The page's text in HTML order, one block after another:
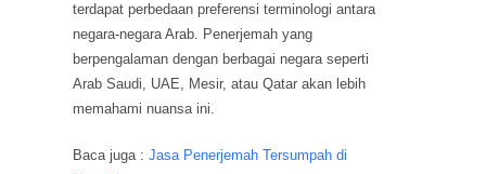
terdapat perbedaan preferensi terminologi antara
negara-negara Arab. Penerjemah yang
berpengalaman dengan berbagai negara seperti
Arab Saudi, UAE, Mesir, atau Qatar akan lebih
memahami nuansa ini.
Baca juga :Jasa Penerjemah Tersumpah di